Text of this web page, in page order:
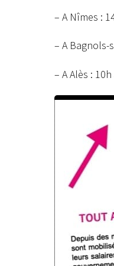
– A Nîmes :
– A
– A Alès :